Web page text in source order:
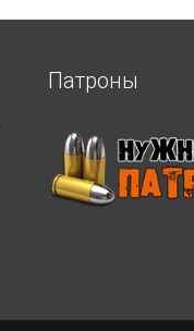
Патроны